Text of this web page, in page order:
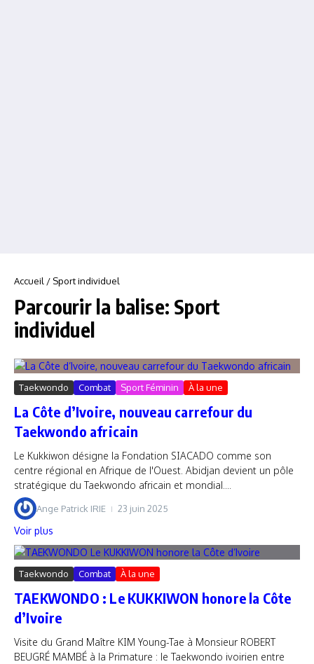
Accueil / Sport individuel
Parcourir la balise: Sport
individuel
Taekwondo Combat Sport Féminin À la une
La Côte d’Ivoire, nouveau carrefour du
Taekwondo africain
Le Kukkiwon désigne la Fondation SIACADO comme son
centre régional en Afrique de l'Ouest. Abidjan devient un pôle
stratégique du Taekwondo africain et mondial....
Ange Patrick IRIE 23 juin 2025
Voir plus
Taekwondo Combat À la une
TAEKWONDO : Le KUKKIWON honore la Côte
d’Ivoire
Visite du Grand Maître KIM Young-Tae à Monsieur ROBERT
BEUGRÉ MAMBÉ à la Primature : le Taekwondo ivoirien entre